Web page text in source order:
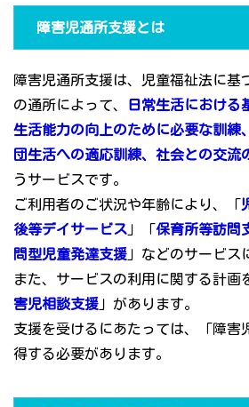
障害児通所支援とは
障害児通所支援は、児童福祉法に基
の通所によって、
日常生活における
生活能力の向上のために必要な訓練
団生活への適応訓練、社会との交流
うサービスです。
ご利用者のご状況や年齢により、「
後等デイサービス 」「保育所等訪問
問型児童発達支援 」などのサービス
また、サービスの利用に関する計画
害児相談支援 」があります。
支援を受けるにあたっては、「障害
得する必要があります。